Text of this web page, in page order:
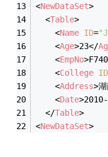
<NewDataSet>
<Table>
<Name ID=
<Age>23</
<EmpNo>
<College ID
<Address>
<Date>
</Table>
<NewDataSet>